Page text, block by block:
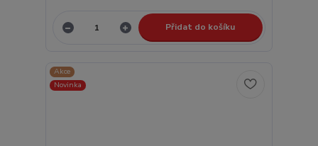
Přidat do košíku
Akce
Novinka